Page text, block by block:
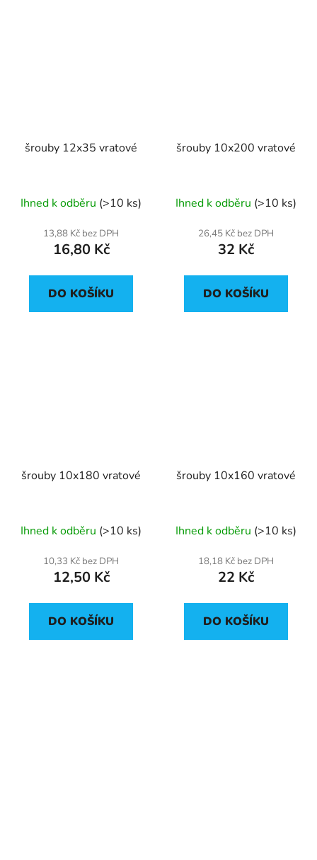
šrouby 12x35 vratové
Ihned k odběru (>10 ks)
13,88 Kč bez DPH
16,80 Kč
DO KOŠÍKU
šrouby 10x200 vratové
Ihned k odběru (>10 ks)
26,45 Kč bez DPH
32 Kč
DO KOŠÍKU
šrouby 10x180 vratové
Ihned k odběru (>10 ks)
10,33 Kč bez DPH
12,50 Kč
DO KOŠÍKU
šrouby 10x160 vratové
Ihned k odběru (>10 ks)
18,18 Kč bez DPH
22 Kč
DO KOŠÍKU